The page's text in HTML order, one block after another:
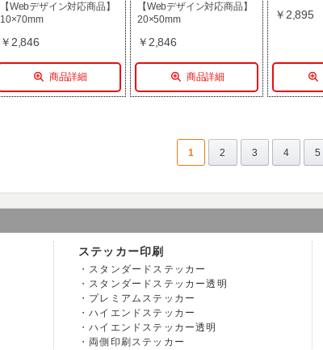
【Webデザイン対応商品】
10×70mm
￥2,846
商品詳細
【Webデザイン対応商品】
20×50mm
￥2,846
商品詳細
￥2,895
1 2 3 4 5
ステッカー印刷
スタンダードステッカー
スタンダードステッカー透明
プレミアムステッカー
ハイエンドステッカー
ハイエンドステッカー透明
両側印刷ステッカー